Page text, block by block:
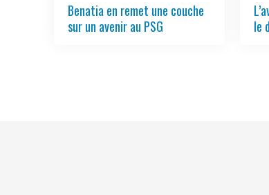
Benatia en remet une couche
sur un avenir au PSG
le